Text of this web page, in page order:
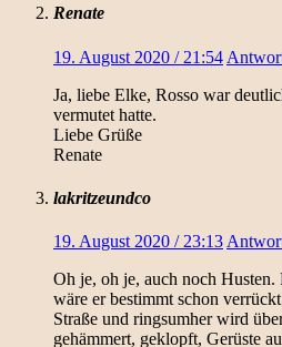
Renate
19. August 2020 / 21:54
Ja, liebe Elke, Rosso war
vermutet hatte.
Liebe Grüße
Renate
lakritzeundco
19. August 2020 / 23:13
Oh je, oh je, auch noch
wäre er bestimmt schon
Straße und ringsumher wird
gehämmert, geklopft, Gerüste